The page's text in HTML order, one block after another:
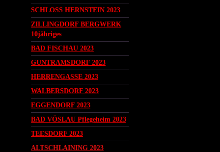
SCHLOSS HERNSTEIN 2023
ZILLINGDORF BERGWERK
10jähriges
BAD FISCHAU 2023
GUNTRAMSDORF 2023
HERRENGASSE 2023
WALBERSDORF 2023
EGGENDORF 2023
BAD VÖSLAU Pflegeheim 2023
TEESDORF 2023
ALTSCHLAINING 2023